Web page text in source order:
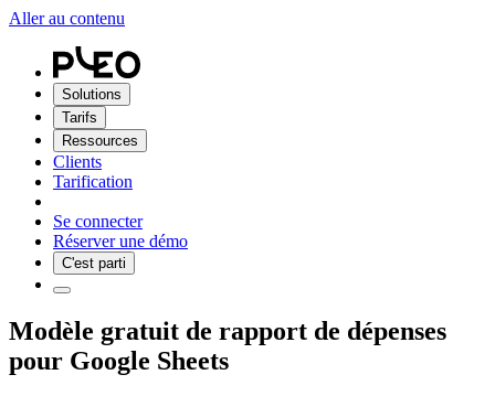
Aller au contenu
Solutions
Tarifs
Ressources
Clients
Tarification
Se connecter
Réserver une démo
C'est parti
Modèle gratuit de rapport de dépenses
pour Google Sheets